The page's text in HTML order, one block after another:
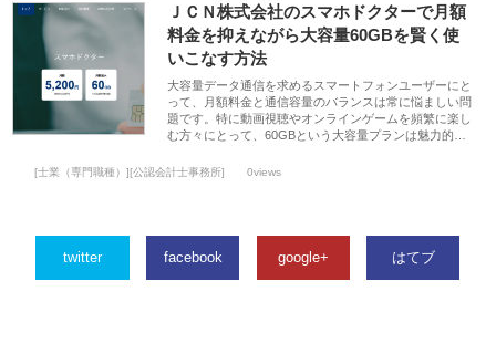
ＪＣＮ株式会社のスマホドクターで月額
料金を抑えながら大容量60GBを賢く使
いこなす方法
大容量データ通信を求めるスマートフォンユーザーにと
って、月額料金と通信容量のバランスは常に悩ましい問
題です。特に動画視聴やオンラインゲームを頻繁に楽し
む方々にとって、60GBという大容量プランは魅力的…
[士業（専門職種）][公認会計士事務所] 0views
twitter facebook google+ はてブ